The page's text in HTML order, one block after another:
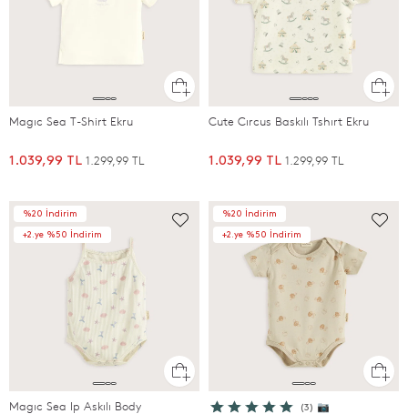
Magıc Sea T-Shirt Ekru
1.039,99 TL 1.299,99 TL
Cute Cırcus Baskılı Tshırt Ekru
1.039,99 TL 1.299,99 TL
%20 İndirim
+2.ye %50 İndirim
Magıc Sea Ip Askılı Body
%20 İndirim
+2.ye %50 İndirim
(3) 📷